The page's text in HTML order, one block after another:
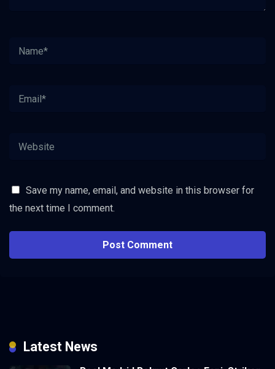
Save my name, email, and website in this browser for
the next time I comment.
Latest News